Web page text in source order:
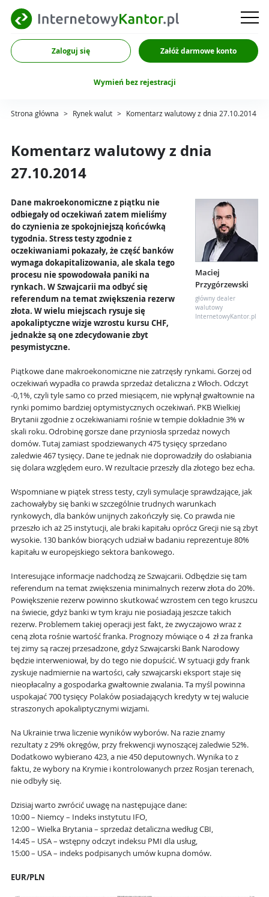
Zaloguj się Załóż darmowe konto
Wymień bez rejestracji
Strona główna > Rynek walut > Komentarz walutowy z dnia 27.10.2014
Komentarz walutowy z dnia
27.10.2014
Maciej
Przygórzewski
główny dealer
walutowy
InternetowyKantor.pl
Dane makroekonomiczne z piątku nie
odbiegały od oczekiwań zatem mieliśmy
do czynienia ze spokojniejszą końcówką
tygodnia. Stress testy zgodnie z
oczekiwaniami pokazały, że część banków
wymaga dokapitalizowania, ale skala tego
procesu nie spowodowała paniki na
rynkach. W Szwajcarii ma odbyć się
referendum na temat zwiększenia rezerw
złota. W wielu miejscach rysuje się
apokaliptyczne wizje wzrostu kursu CHF,
jednakże są one zdecydowanie zbyt
pesymistyczne.
Piątkowe dane makroekonomiczne nie zatrzęsły rynkami. Gorzej od
oczekiwań wypadła co prawda sprzedaż detaliczna z Włoch. Odczyt
-0,1%, czyli tyle samo co przed miesiącem, nie wpłynął gwałtownie na
rynki pomimo bardziej optymistycznych oczekiwań. PKB Wielkiej
Brytanii zgodnie z oczekiwaniami rośnie w tempie dokładnie 3% w
skali roku. Odrobinę gorsze dane przyniosła sprzedaż nowych
domów. Tutaj zamiast spodziewanych 475 tysięcy sprzedano
zaledwie 467 tysięcy. Dane te jednak nie doprowadziły do osłabiania
się dolara względem euro. W rezultacie przeszły dla złotego bez echa.
Wspomniane w piątek stress testy, czyli symulacje sprawdzające, jak
zachowałyby się banki w szczególnie trudnych warunkach
rynkowych, dla banków unijnych zakończyły się. Co prawda nie
przeszło ich aż 25 instytucji, ale braki kapitału oprócz Grecji nie są zbyt
wysokie. 130 banków biorących udział w badaniu reprezentuje 80%
kapitału w europejskiego sektora bankowego.
Interesujące informacje nadchodzą ze Szwajcarii. Odbędzie się tam
referendum na temat zwiększenia minimalnych rezerw złota do 20%.
Powiększenie rezerw powinno skutkować wzrostem cen tego kruszcu
na świecie, gdyż banki w tym kraju nie posiadają jeszcze takich
rezerw. Problemem takiej operacji jest fakt, że zwyczajowo wraz z
ceną złota rośnie wartość franka. Prognozy mówiące o 4 zł za franka
tej zimy są raczej przesadzone, gdyż Szwajcarski Bank Narodowy
będzie interweniował, by do tego nie dopuścić. W sytuacji gdy frank
zyskuje nadmiernie na wartości, cały szwajcarski eksport staje się
nieopłacalny a gospodarka gwałtownie zwalania. Ta myśl powinna
uspokajać 700 tysięcy Polaków posiadających kredyty w tej walucie
straszonych apokaliptycznymi wizjami.
Na Ukrainie trwa liczenie wyników wyborów. Na razie znamy
rezultaty z 29% okręgów, przy frekwencji wynoszącej zaledwie 52%.
Dodatkowo wybierano 423, a nie 450 deputownych. Wynika to z
faktu, że wybory na Krymie i kontrolowanych przez Rosjan terenach,
nie odbyły się.
Dzisiaj warto zwrócić uwagę na następujące dane:
10:00 – Niemcy – Indeks instytutu IFO,
12:00 – Wielka Brytania – sprzedaż detaliczna według CBI,
14:45 – USA – wstępny odczyt indeksu PMI dla usług,
15:00 – USA – indeks podpisanych umów kupna domów.
EUR/PLN